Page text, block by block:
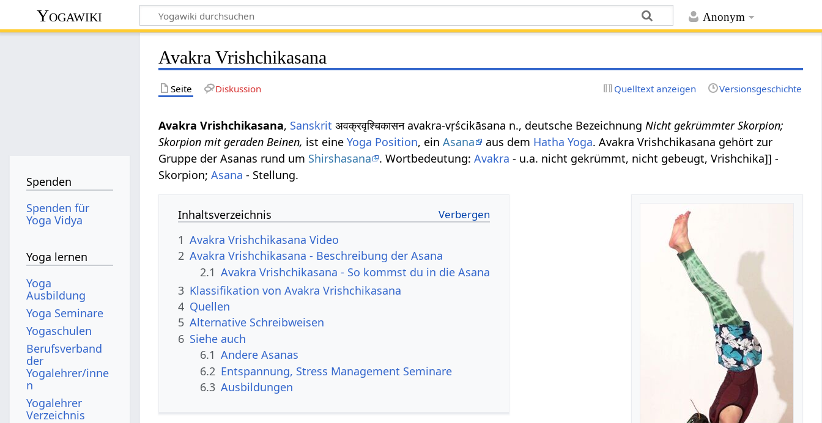
Anonym
Yogawiki
Avakra Vrishchikasana
Seite Diskussion Quelltext anzeigen Versionsgeschichte
Avakra Vrishchikasana, Sanskrit अवक्रवृश्चिकासन avakra-vṛścikāsana n., deutsche Bezeichnung Nicht gekrümmter Skorpion;
Skorpion mit geraden Beinen, ist eineYoga Position, einAsana aus dem Hatha Yoga. Avakra Vrishchikasana gehört zur
Gruppe der Asanas rund um Shirshasana . Wortbedeutung:Avakra - u.a. nicht gekrümmt, nicht gebeugt, Vrishchika]] -
Skorpion;Asana - Stellung.
Inhaltsverzeichnis
1 Avakra Vrishchikasana Video
2 Avakra Vrishchikasana - Beschreibung der Asana
2.1 Avakra Vrishchikasana - So kommst du in die Asana
3 Klassifikation von Avakra Vrishchikasana
4 Quellen
5 Alternative Schreibweisen
6 Siehe auch
6.1 Andere Asanas
6.2 Entspannung, Stress Management Seminare
6.3 Ausbildungen
Spenden
Spenden für
Yoga Vidya
Yoga lernen
Yoga
Ausbildung
Yoga Seminare
Yogaschulen
Berufsverband
der
Yogalehrer/inne
n
Yogalehrer
Verzeichnis